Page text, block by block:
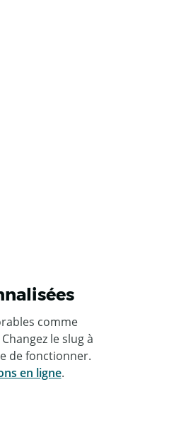
comme
le slug à
de fonctionner.
en ligne.